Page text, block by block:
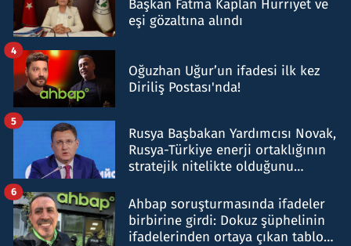
Başkan Fatma Kaplan Hürriyet ve
eşi gözaltına alındı
Oğuzhan Uğur’un ifadesi ilk kez
Diriliş Postası'nda!
4
Rusya Başbakan Yardımcısı Novak,
Rusya-Türkiye enerji ortaklığının
stratejik nitelikte olduğunu
5
Ahbap soruşturmasında ifadeler
birbirine girdi: Dokuz şüphelinin
ifadelerinden ortaya çıkan tablo
6